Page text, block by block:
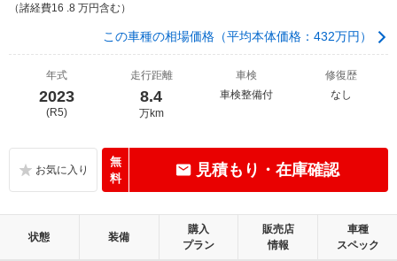
（諸経費16 .8 万円含む）
この車種の相場価格（平均本体価格：432万円）
年式
2023
(R5)
走行距離
8.4
万km
車検
車検整備付
修復歴
なし
無
料
見積もり・在庫確認
状態 装備
購入
プラン
販売店
情報
車種
スペック